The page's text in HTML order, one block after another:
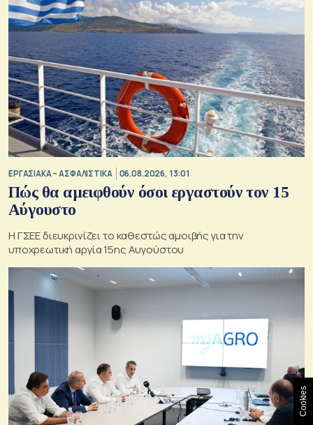
ΕΡΓΑΣΙΑΚΑ – ΑΣΦΑΛΙΣΤΙΚΑ 06.08.2026, 13:01
Πώς θα αμειφθούν όσοι εργαστούν τον 15
Αύγουστο
Η ΓΣΕΕ διευκρινίζει το καθεστώς αμοιβής για την
υποχρεωτική αργία 15ης Αυγούστου
Cookies